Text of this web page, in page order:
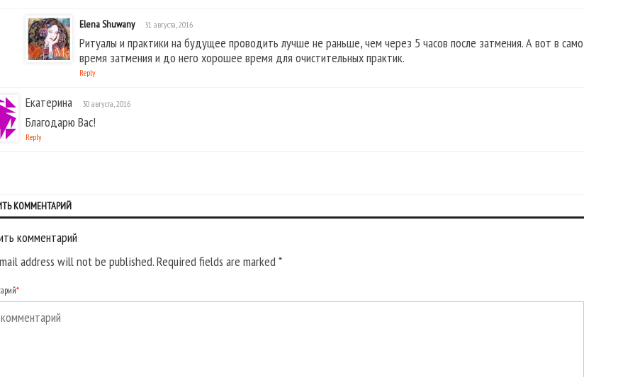
Elena Shuwany 31 августа, 2016
Ритуалы и практики на будущее проводить лучше не раньше, чем через 5 часов после затмения. А вот в само
время затмения и до него хорошее время для очистительных практик.
Reply
Екатерина 30 августа, 2016
Благодарю Вас!
Reply
КОММЕНТАРИЙ
комментарий
address will not be published. Required fields are marked*
*